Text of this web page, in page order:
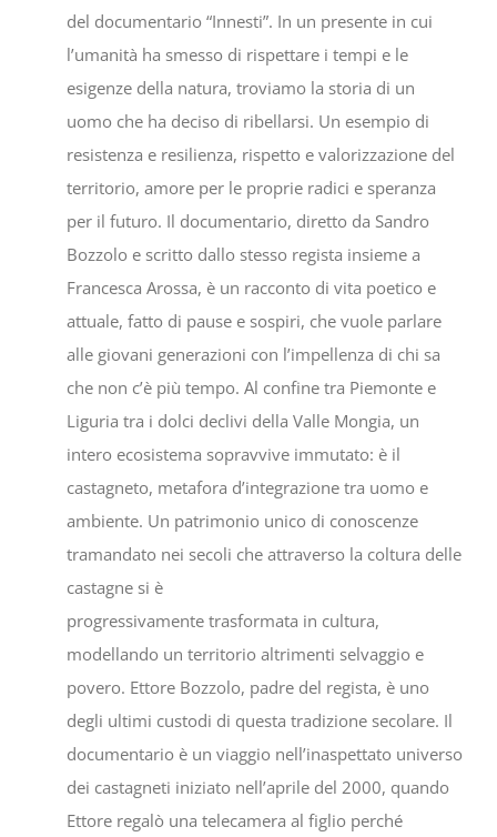
del documentario “Innesti”. In un presente in cui
l’umanità ha smesso di rispettare i tempi e le
esigenze della natura, troviamo la storia di un
uomo che ha deciso di ribellarsi. Un esempio di
resistenza e resilienza, rispetto e valorizzazione del
territorio, amore per le proprie radici e speranza
per il futuro. Il documentario, diretto da Sandro
Bozzolo e scritto dallo stesso regista insieme a
Francesca Arossa, è un racconto di vita poetico e
attuale, fatto di pause e sospiri, che vuole parlare
alle giovani generazioni con l’impellenza di chi sa
che non c’è più tempo. Al confine tra Piemonte e
Liguria tra i dolci declivi della Valle Mongia, un
intero ecosistema sopravvive immutato: è il
castagneto, metafora d’integrazione tra uomo e
ambiente. Un patrimonio unico di conoscenze
tramandato nei secoli che attraverso la coltura delle
castagne si è
progressivamente trasformata in cultura,
modellando un territorio altrimenti selvaggio e
povero. Ettore Bozzolo, padre del regista, è uno
degli ultimi custodi di questa tradizione secolare. Il
documentario è un viaggio nell’inaspettato universo
dei castagneti iniziato nell’aprile del 2000, quando
Ettore regalò una telecamera al figlio perché